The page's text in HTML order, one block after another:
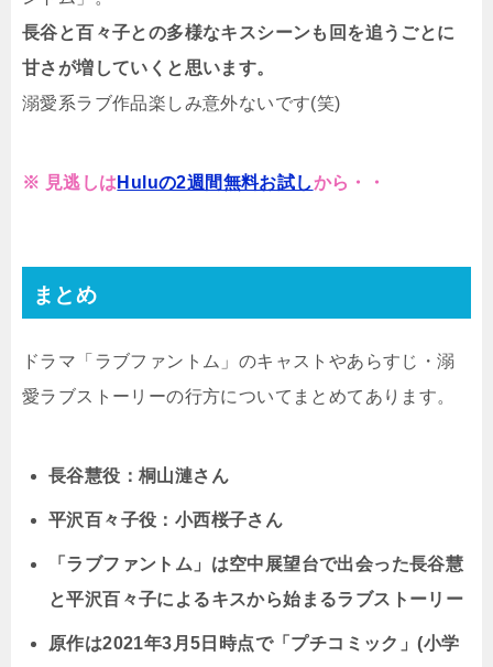
長谷と百々子との多様なキスシーンも回を追うごとに
甘さが増していくと思います。
溺愛系ラブ作品楽しみ意外ないです(笑)
※ 見逃しは Huluの2週間無料お試しから・・
まとめ
ドラマ「ラブファントム」のキャストやあらすじ・溺
愛ラブストーリーの行方についてまとめてあります。
長谷慧役：桐山漣さん
平沢百々子役：小西桜子さん
「ラブファントム」は空中展望台で出会った長谷慧
と平沢百々子によるキスから始まるラブストーリー
原作は2021年3月5日時点で「プチコミック」(小学